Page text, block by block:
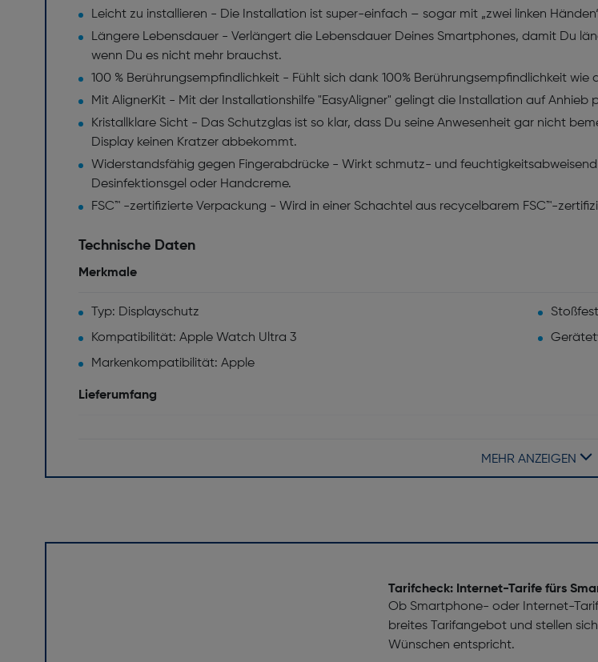
Leicht zu installieren - Die Installation ist super-einfach – sogar mit „zwei linken
Längere Lebensdauer - Verlängert die Lebensdauer Deines Smartphones, damit Du
wenn Du es nicht mehr brauchst.
100 % Berührungsempfindlichkeit - Fühlt sich dank 100% Berührungsempfindlichkeit wie
Mit AlignerKit - Mit der Installationshilfe "EasyAligner" gelingt die Installation auf
Kristallklare Sicht - Das Schutzglas ist so klar, dass Du seine Anwesenheit gar nicht
Display keinen Kratzer abbekommt.
Widerstandsfähig gegen Fingerabdrücke - Wirkt schmutz- und
Desinfektionsgel oder Handcreme.
FSC™ -zertifizierte Verpackung - Wird in einer Schachtel aus recycelbarem FSC™-
Technische Daten
Merkmale
Typ: Displayschutz
Kompatibilität: Apple Watch Ultra 3
Markenkompatibilität: Apple
Lieferumfang
MEHR ANZEIGEN
Tarifcheck: Internet-Tarife fürs
Ob Smartphone- oder Internet-
breites Tarifangebot und stellen
Wünschen entspricht.